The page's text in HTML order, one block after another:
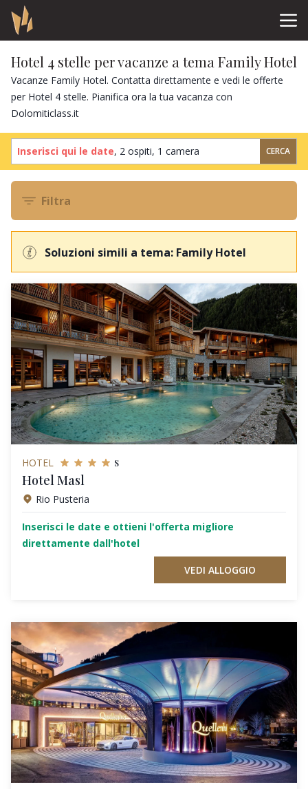
Hotel 4 stelle per vacanze a tema Family Hotel
Vacanze Family Hotel. Contatta direttamente e vedi le offerte
per Hotel 4 stelle. Pianifica ora la tua vacanza con
Dolomiticlass.it
Inserisci qui le date, 2 ospiti, 1 camera CERCA
Filtra
Soluzioni simili a tema: Family Hotel
HOTEL s
Hotel Masl
Rio Pusteria
Inserisci le date e ottieni l'offerta migliore
direttamente dall'hotel
VEDI ALLOGGIO